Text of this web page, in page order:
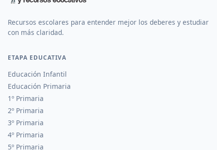
Recursos escolares para entender mejor los deberes y estudiar
con más claridad.
ETAPA EDUCATIVA
Educación Infantil
Educación Primaria
1º Primaria
2º Primaria
3º Primaria
4º Primaria
5º Primaria